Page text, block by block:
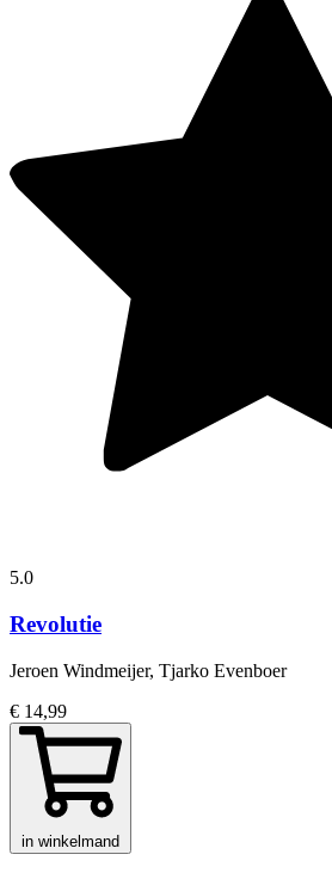
5.0
Revolutie
Jeroen Windmeijer, Tjarko Evenboer
€ 14,99
in winkelmand